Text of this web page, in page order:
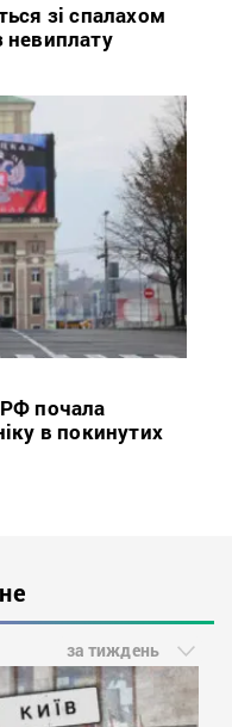
зі спалахом
невиплату
почала
в покинутих
за тиждень